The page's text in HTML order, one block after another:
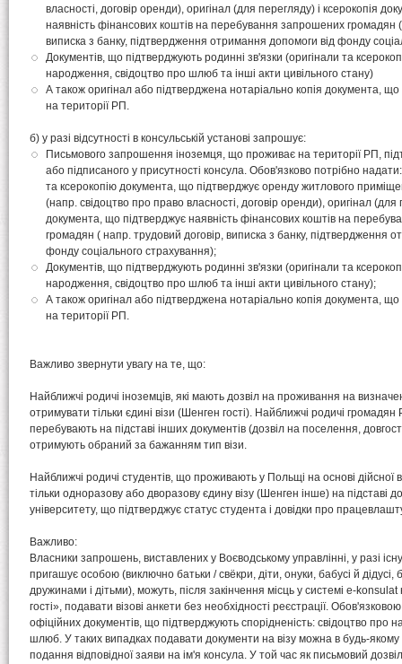
власності, договір оренди), оригінал (для перегляду) і ксерокопія
наявність фінансових коштів на перебування запрошених громадян
виписка з банку, підтвердження отримання допомоги від фонду
Документів, що підтверджують родинні зв'язки (оригінали та
народження, свідоцтво про шлюб та інші акти цивільного стану)
А також оригінал або підтверджена нотаріально копія документа,
на території РП.
б) у разі відсутності в консульській установі запрошує:
Письмового запрошення іноземця, що проживає на території РП,
або підписаного у присутності консула. Обов'язково потрібно
та ксерокопію документа, що підтверджує оренду житлового
(напр. свідоцтво про право власності, договір оренди), оригінал (для
документа, що підтверджує наявність фінансових коштів на
громадян ( напр. трудовий договір, виписка з банку, підтвердження
фонду соціального страхування);
Документів, що підтверджують родинні зв'язки (оригінали та
народження, свідоцтво про шлюб та інші акти цивільного стану);
А також оригінал або підтверджена нотаріально копія документа,
на території РП.
Важливо звернути увагу на те, що:
Найближчі родичі іноземців, які мають дозвіл на проживання на
отримувати тільки єдині візи (Шенген гості). Найближчі родичі громадян
перебувають на підставі інших документів (дозвіл на поселення,
отримують обраний за бажанням тип візи.
Найближчі родичі студентів, що проживають у Польщі на основі дійсної
тільки одноразову або дворазову єдину візу (Шенген інше) на підставі
університету, що підтверджує статус студента і довідки про
Важливо:
Власники запрошень, виставлених у Воєводському управлінні, у разі
пригашує особою (виключно батьки / свёкри, діти, онуки, бабусі й дідусі,
дружинами і дітьми), можуть, після закінчення місць у системі e-
гості», подавати візові анкети без необхідності реєстрації.
офіційних документів, що підтверджують спорідненість: свідоцтво про
шлюб. У таких випадках подавати документи на візу можна в будь-якому
подання відповідної заяви на ім'я консула. У той час як письмовий